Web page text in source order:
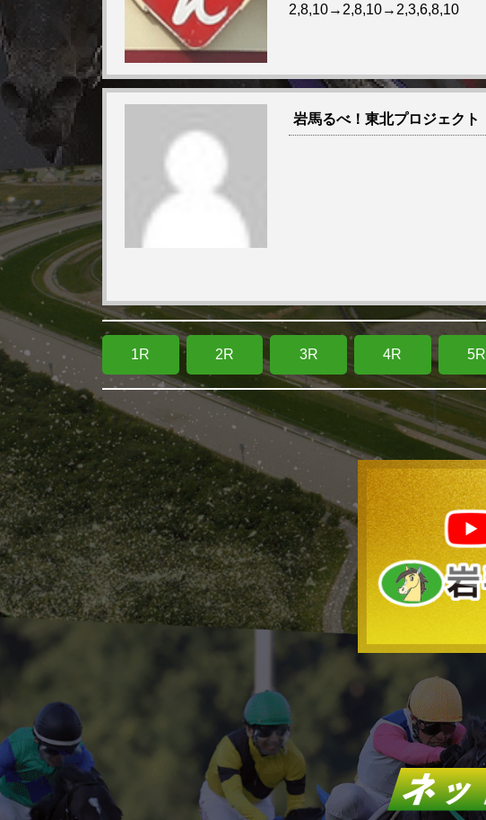
2,8,10→2,8,10→2,3,6,8,10
岩馬るべ！東北プロジェクト
1R 2R 3R 4R 5R